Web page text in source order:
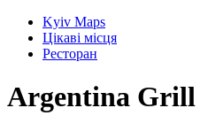
Kyiv Maps
Цікаві місця
Ресторан
Argentina Grill